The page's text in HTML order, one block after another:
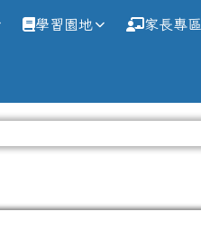
學習園地 家長專區